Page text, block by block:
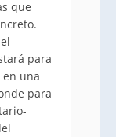
que
para
una
para